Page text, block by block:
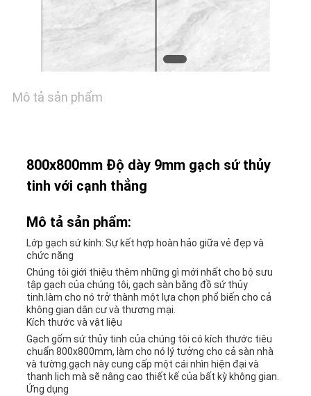
GIÁ
ĐỒ
TRANG
WEB
CHÍNH
SÁCH
BẢO
MẬT
Mô tả sản phẩm
800x800mm Độ dày 9mm gạch sứ thủy
tinh với cạnh thẳng
Mô tả sản phẩm:
Lớp gạch sứ kính: Sự kết hợp hoàn hảo giữa vẻ đẹp và
chức năng
Chúng tôi giới thiệu thêm những gì mới nhất cho bộ sưu
tập gạch của chúng tôi, gạch sàn bằng đồ sứ thủy
tinh.làm cho nó trở thành một lựa chọn phổ biến cho cả
không gian dân cư và thương mại.
Kích thước và vật liệu
Gạch gốm sứ thủy tinh của chúng tôi có kích thước tiêu
chuẩn 800x800mm, làm cho nó lý tưởng cho cả sàn nhà
và tường.gạch này cung cấp một cái nhìn hiện đại và
thanh lịch mà sẽ nâng cao thiết kế của bất kỳ không gian.
Ứng dụng